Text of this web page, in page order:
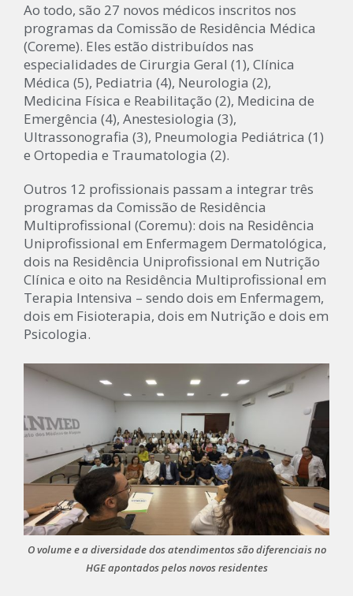
Ao todo, são 27 novos médicos inscritos nos
programas da Comissão de Residência Médica
(Coreme). Eles estão distribuídos nas
especialidades de Cirurgia Geral (1), Clínica
Médica (5), Pediatria (4), Neurologia (2),
Medicina Física e Reabilitação (2), Medicina de
Emergência (4), Anestesiologia (3),
Ultrassonografia (3), Pneumologia Pediátrica (1)
e Ortopedia e Traumatologia (2).
Outros 12 profissionais passam a integrar três
programas da Comissão de Residência
Multiprofissional (Coremu): dois na Residência
Uniprofissional em Enfermagem Dermatológica,
dois na Residência Uniprofissional em Nutrição
Clínica e oito na Residência Multiprofissional em
Terapia Intensiva – sendo dois em Enfermagem,
dois em Fisioterapia, dois em Nutrição e dois em
Psicologia.
O volume e a diversidade dos atendimentos são diferenciais no
HGE apontados pelos novos residentes